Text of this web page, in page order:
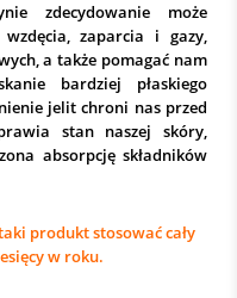
zdecydowanie może
wzdęcia, zaparcia i gazy,
a także pomagać nam
bardziej płaskiego
jelit chroni nas przed
stan naszej skóry,
absorpcję składników
produkt stosować cały
w roku.